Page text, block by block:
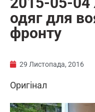
одяг для
фронту
29 Листопада, 2016
Оригінал